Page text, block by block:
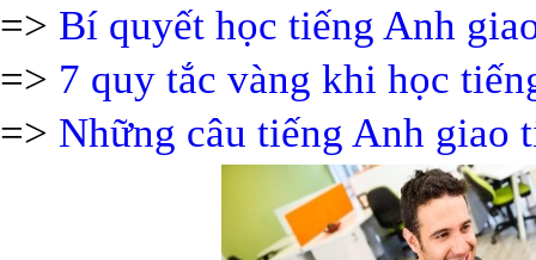
=> Bí quyết học tiếng Anh
=> 7 quy tắc vàng khi học
=> Những câu tiếng Anh giao